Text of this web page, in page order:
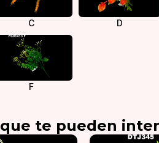
C D
F
que te pueden